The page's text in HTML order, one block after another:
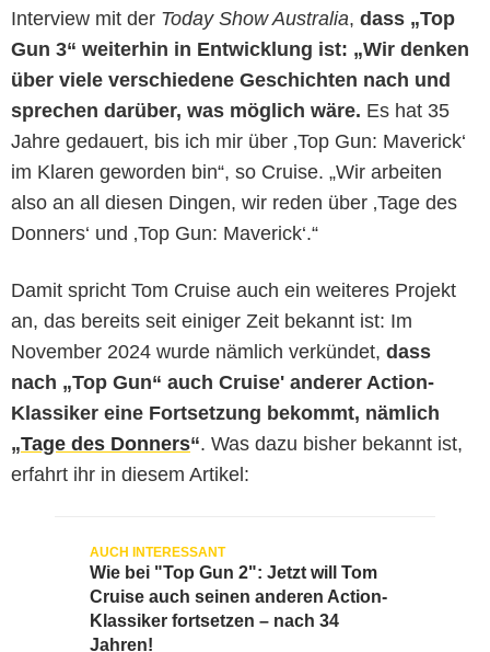
Interview mit der Today Show Australia, dass „Top
Gun 3“ weiterhin in Entwicklung ist: „Wir denken
über viele verschiedene Geschichten nach und
sprechen darüber, was möglich wäre. Es hat 35
Jahre gedauert, bis ich mir über ‚Top Gun: Maverick‘
im Klaren geworden bin“, so Cruise. „Wir arbeiten
also an all diesen Dingen, wir reden über ‚Tage des
Donners‘ und ‚Top Gun: Maverick‘.“
Damit spricht Tom Cruise auch ein weiteres Projekt
an, das bereits seit einiger Zeit bekannt ist: Im
November 2024 wurde nämlich verkündet, dass
nach „Top Gun“ auch Cruise' anderer Action-
Klassiker eine Fortsetzung bekommt, nämlich
„Tage des Donners“. Was dazu bisher bekannt ist,
erfahrt ihr in diesem Artikel:
Wie bei "Top Gun 2": Jetzt will Tom
Cruise auch seinen anderen Action-
Klassiker fortsetzen – nach 34
Jahren!